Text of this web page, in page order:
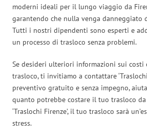
moderni ideali per il lungo viaggio da
garantendo che nulla venga danneggiato
Tutti i nostri dipendenti sono esperti e
un processo di trasloco senza problemi.
Se desideri ulteriori informazioni sui costi
trasloco, ti invitiamo a contattare
preventivo gratuito e senza impegno,
quanto potrebbe costare il tuo trasloco da
‘Traslochi Firenze’, il tuo trasloco sarà
stress.